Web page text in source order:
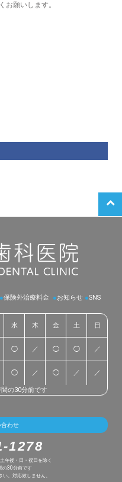
お願いします。
●保険外治療料金 ●お知らせ ●SNS
水 木 金 土 日
◯ ／ ◯ ◯ ／
◯ ／ ◯ ／ ／
の30分前です
合わせ
1278
午後・日・祝日を除く
の30分前です
。対応致しません。